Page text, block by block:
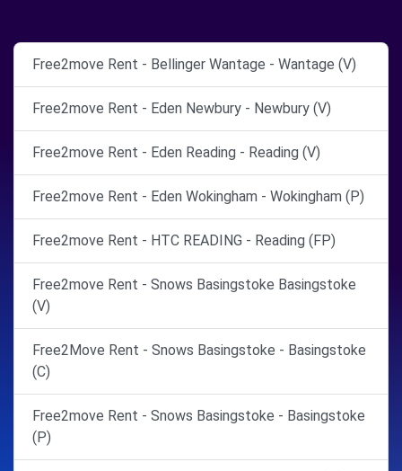
Free2move Rent - Bellinger Wantage - Wantage (V)
Free2move Rent - Eden Newbury - Newbury (V)
Free2move Rent - Eden Reading - Reading (V)
Free2move Rent - Eden Wokingham - Wokingham (P)
Free2move Rent - HTC READING - Reading (FP)
Free2move Rent - Snows Basingstoke Basingstoke
(V)
Free2Move Rent - Snows Basingstoke - Basingstoke
(C)
Free2move Rent - Snows Basingstoke - Basingstoke
(P)